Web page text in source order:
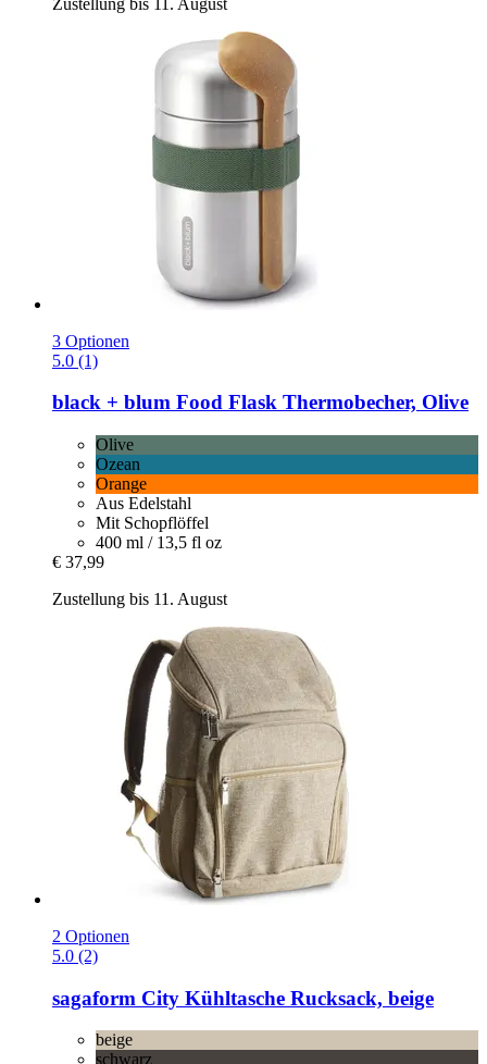
3 Optionen
5.0 (1)
black + blum Food Flask Thermobecher, Olive
Olive
Ozean
Orange
Aus Edelstahl
Mit Schopflöffel
400 ml / 13,5 fl oz
€ 37,99
Zustellung bis 11. August
2 Optionen
5.0 (2)
sagaform City Kühltasche Rucksack, beige
beige
schwarz